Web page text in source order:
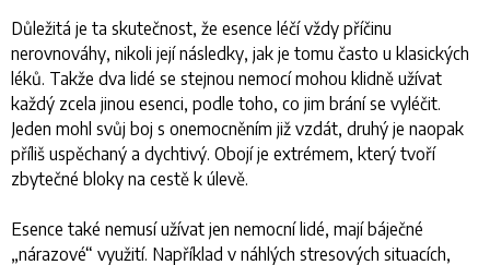
Důležitá je ta skutečnost, že esence léčí vždy příčinu
nerovnováhy, nikoli její následky, jak je tomu často u klasických
léků. Takže dva lidé se stejnou nemocí mohou klidně užívat
každý zcela jinou esenci, podle toho, co jim brání se vyléčit.
Jeden mohl svůj boj s onemocněním již vzdát, druhý je naopak
příliš uspěchaný a dychtivý. Obojí je extrémem, který tvoří
zbytečné bloky na cestě k úlevě.
Esence také nemusí užívat jen nemocní lidé, mají báječné
„nárazové“ využití. Například v náhlých stresových situacích,